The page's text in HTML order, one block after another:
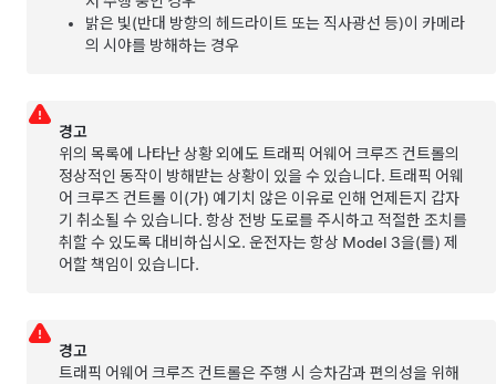
밝은 빛(반대 방향의 헤드라이트 또는 직사광선 등)이 카메라
의 시야를 방해하는 경우
경고
위의 목록에 나타난 상황 외에도트래픽 어웨어 크루즈 컨트롤의
정상적인 동작이 방해받는 상황이 있을 수 있습니다.트래픽 어웨
어 크루즈 컨트롤 이(가) 예기치 않은 이유로 인해 언제든지 갑자
기 취소될 수 있습니다. 항상 전방 도로를 주시하고 적절한 조치를
취할 수 있도록 대비하십시오. 운전자는 항상 Model 3을(를) 제
어할 책임이 있습니다.
경고
트래픽 어웨어 크루즈 컨트롤은 주행 시 승차감과 편의성을 위해